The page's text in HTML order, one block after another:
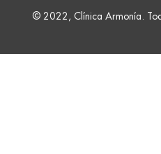
© 2022, Clínica Armonía.